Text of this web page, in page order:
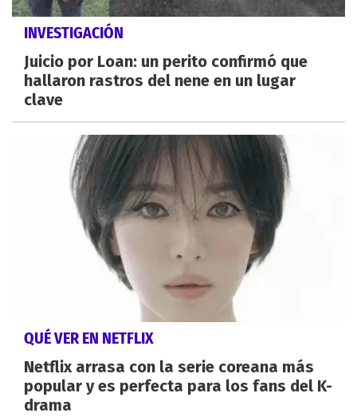
INVESTIGACIÓN
Juicio por Loan: un perito confirmó que
hallaron rastros del nene en un lugar
clave
QUÉ VER EN NETFLIX
Netflix arrasa con la serie coreana más
popular y es perfecta para los fans del K-
drama